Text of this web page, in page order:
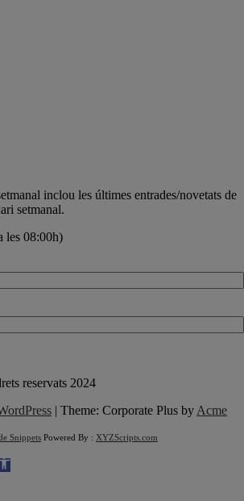
inclou les últimes entrades/novetats de
setmanal.
les 08:00h)
reservats 2024
| Theme: Corporate Plus by Acme
Snippets Powered By : XYZScripts.com